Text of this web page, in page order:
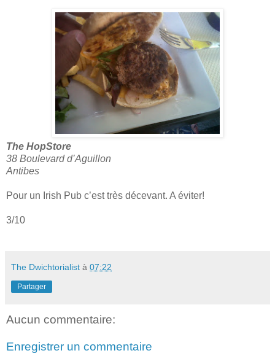
The HopStore
38 Boulevard d’Aguillon
Antibes
Pour un Irish Pub c’est très décevant. A éviter!
3/10
The Dwichtorialist à 07:22
Partager
Aucun commentaire:
Enregistrer un commentaire